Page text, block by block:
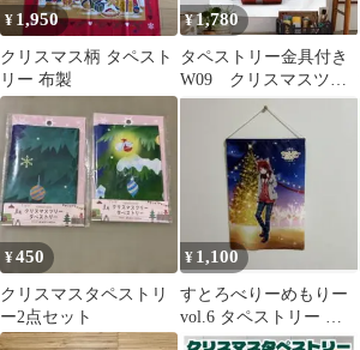
¥ 1,950
クリスマス柄 タペスト
リー 布製
¥1,780
タペストリー金具付き
W09 クリスマスツリ
ー オーナメント プ
レゼント DIY
¥450
クリスマスタペストリ
ー2点セット
¥ 1,100
すとろべりーめもりー
vol.6 タペストリー 莉
犬 りいぬ